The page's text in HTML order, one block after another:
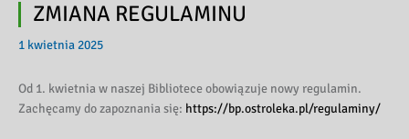
ZMIANA REGULAMINU
1 kwietnia 2025
Od 1. kwietnia w naszej Bibliotece obowiązuje nowy regulamin.
Zachęcamy do zapoznania się: https://bp.ostroleka.pl/regulaminy/